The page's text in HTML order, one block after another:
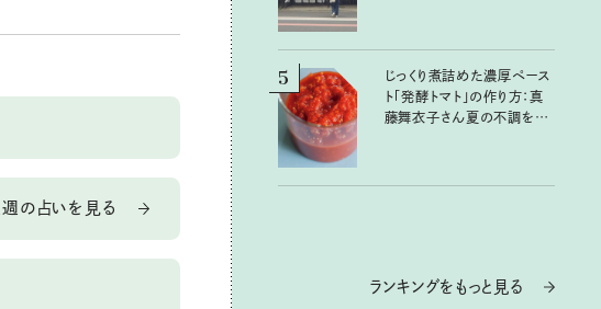
の占いを見る
5
じっくり煮詰めた濃厚ペース
ト「発酵トマト」の作り方：真
藤舞衣子さん夏の不調を整
ランキングをもっと見る